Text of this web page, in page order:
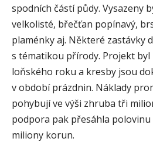
spodních částí půdy. Vysazeny
velkolisté, břečťan popínavý,
plaménky aj. Některé zastávky
s tématikou přírody. Projekt byl
loňského roku a kresby jsou
v období prázdnin. Náklady
pohybují ve výši zhruba tři
podpora pak přesáhla polovinu
miliony korun.